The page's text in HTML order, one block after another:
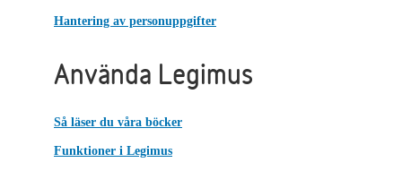
Hantering av personuppgifter
Använda Legimus
Så läser du våra böcker
Funktioner i Legimus